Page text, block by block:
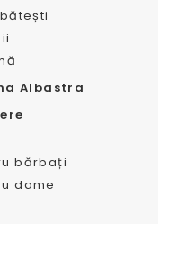
Albastra
bărbați
dame